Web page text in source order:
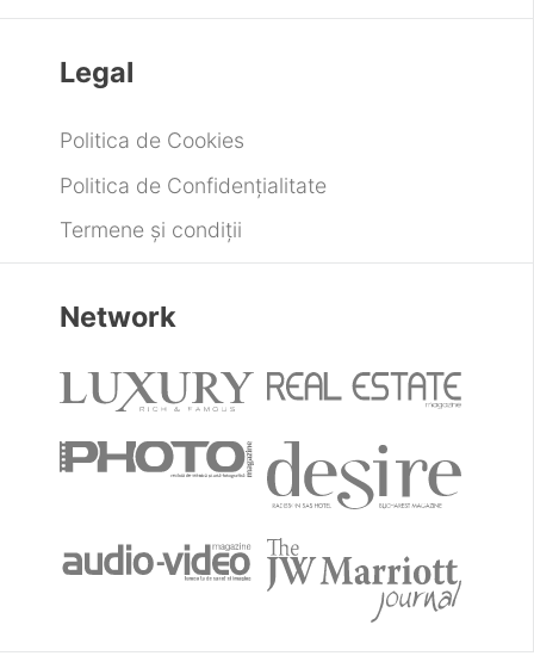
Legal
Politica de Cookies
Politica de Confidențialitate
Termene și condiții
Network